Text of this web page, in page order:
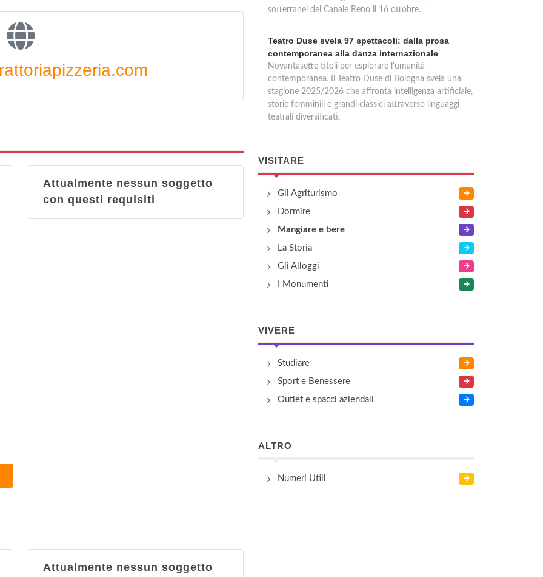
Attualmente nessun soggetto
con questi requisiti
Attualmente nessun soggetto
sotterranei del Canale Reno il 16 ottobre.
Teatro Duse svela 97 spettacoli: dalla prosa
contemporanea alla danza internazionale
Novantasette titoli per esplorare l'umanità
contemporanea. Il Teatro Duse di Bologna svela una
stagione 2025/2026 che affronta intelligenza artificiale,
storie femminili e grandi classici attraverso linguaggi
teatrali diversificati.
VISITARE
Gli Agriturismo
Dormire
Mangiare e bere
La Storia
Gli Alloggi
I Monumenti
VIVERE
Studiare
Sport e Benessere
Outlet e spacci aziendali
ALTRO
Numeri Utili